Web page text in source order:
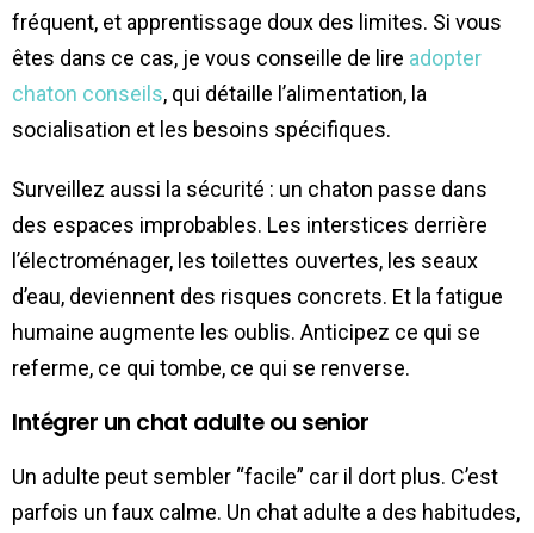
fréquent, et apprentissage doux des limites. Si vous
êtes dans ce cas, je vous conseille de lire adopter
chaton conseils, qui détaille l’alimentation, la
socialisation et les besoins spécifiques.
Surveillez aussi la sécurité : un chaton passe dans
des espaces improbables. Les interstices derrière
l’électroménager, les toilettes ouvertes, les seaux
d’eau, deviennent des risques concrets. Et la fatigue
humaine augmente les oublis. Anticipez ce qui se
referme, ce qui tombe, ce qui se renverse.
Intégrer un chat adulte ou senior
Un adulte peut sembler “facile” car il dort plus. C’est
parfois un faux calme. Un chat adulte a des habitudes,